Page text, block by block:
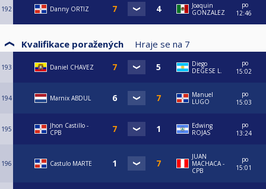
192 Danny ORTIZ
Joaquin
GONZALEZ
po
12:46
Kvalifikace poražených Hraje se na 7
193 Daniel CHAVEZ
Diego
DEGESE L.
po
15:02
194 Marnix ABDUL
Manuel
LUGO
po
15:03
195
Jhon Castillo -
CPB
Edwing
ROJAS
po
13:24
196 Castulo MARTE
JUAN
MACHACA -
CPB
po
15:01